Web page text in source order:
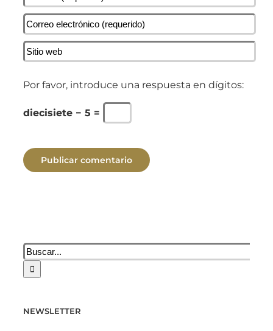
Por favor, introduce una respuesta en dígitos:
diecisiete − 5 =
Buscar:
NEWSLETTER